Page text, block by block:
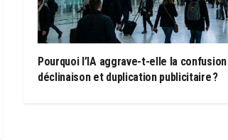
Pourquoi l’IA aggrave-t-elle la
déclinaison et duplication publicitaire ?